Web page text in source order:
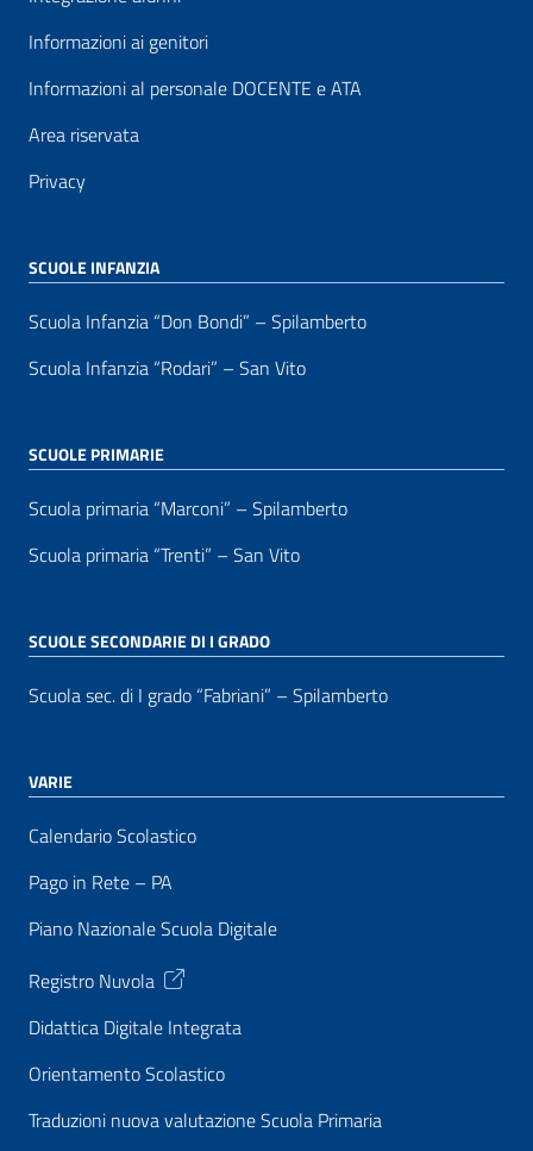
Informazioni ai genitori
Informazioni al personale DOCENTE e ATA
Area riservata
Privacy
SCUOLE INFANZIA
Scuola Infanzia “Don Bondi” – Spilamberto
Scuola Infanzia “Rodari” – San Vito
SCUOLE PRIMARIE
Scuola primaria “Marconi” – Spilamberto
Scuola primaria “Trenti” – San Vito
SCUOLE SECONDARIE DI I GRADO
Scuola sec. di I grado “Fabriani” – Spilamberto
VARIE
Calendario Scolastico
Pago in Rete – PA
Piano Nazionale Scuola Digitale
Registro Nuvola
Didattica Digitale Integrata
Orientamento Scolastico
Traduzioni nuova valutazione Scuola Primaria